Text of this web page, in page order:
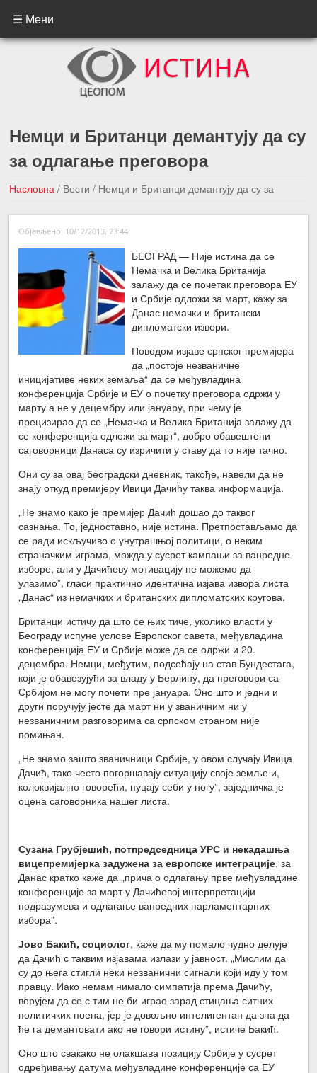
☰ Мени
Немци и Британци демантују да су
за одлагање преговора
Насловна / Вести/ Немци и Британци демантују да су за
одлагање преговора
←Претходна вест
Објављено: 10/12/2013, 23:44
БЕОГРАД — Није истина да се
Немачка и Велика Британија
залажу да се почетак преговора ЕУ
и Србије одложи за март, кажу за
Данас немачки и британски
дипломатски извори.
Поводом изјаве српског премијера
да „постоје незваничне
иницијативе неких земаља“ да се међувладина
конференција Србије и ЕУ о почетку преговора одржи у
марту а не у децембру или јануару, при чему је
прецизирао да се „Немачка и Велика Британија залажу да
се конференција одложи за март“, добро обавештени
саговорници Данаса су изричити у ставу да то није тачно.
Они су за овај београдски дневник, такође, навели да не
знају откуд премијеру Ивици Дачићу таква информација.
„Не знамо како је премијер Дачић дошао до таквог
сазнања. То, једноставно, није истина. Претпостављамо да
се ради искључиво о унутрашњој политици, о неким
страначким играма, можда у сусрет кампањи за ванредне
изборе, али у Дачићеву мотивацију не можемо да
улазимо”, гласи практично идентична изјава извора листа
„Данас“ из немачких и британских дипломатских кругова.
Британци истичу да што се њих тиче, уколико власти у
Београду испуне услове Европског савета, међувладина
конференција ЕУ и Србије може да се одржи и 20.
децембра. Немци, међутим, подсећају на став Бундестага,
који је обавезујући за владу у Берлину, да преговори са
Србијом не могу почети пре јануара. Оно што и једни и
други поручују јесте да март ни у званичним ни у
незваничним разговорима са српском страном није
помињан.
„Не знамо зашто званичници Србије, у овом случају Ивица
Дачић, тако често погоршавају ситуацију своје земље и,
колоквијално говорећи, пуцају себи у ногу”, заједничка је
оцена саговорника нашег листа.
Сузана Грубјешић, потпредседница УРС и некадашња
вицепремијерка задужена за европске интеграције, за
Данас кратко каже да „прича о одлагању прве међувладине
конференције за март у Дачићевој интерпретацији
подразумева и одлагање ванредних парламентарних
избора”.
Јово Бакић, социолог, каже да му помало чудно делује
да Дачић с таквим изјавама излази у јавност. „Мислим да
су до њега стигли неки незванични сигнали који иду у том
правцу. Иако немам нимало симпатија према Дачићу,
верујем да се с тим не би играо зарад стицања ситних
политичких поена, јер је довољно интелигентан да зна да
ће га демантовати ако не говори истину”, истиче Бакић.
Оно што свакако не олакшава позицију Србије у сусрет
одређивању датума међувладине конференције са ЕУ